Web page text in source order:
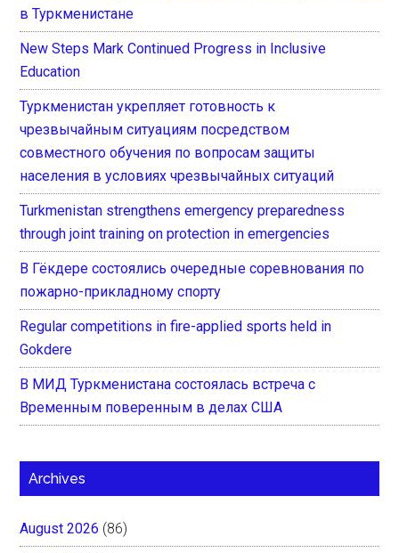
в Туркменистане
New Steps Mark Continued Progress in Inclusive
Education
Туркменистан укрепляет готовность к
чрезвычайным ситуациям посредством
совместного обучения по вопросам защиты
населения в условиях чрезвычайных ситуаций
Turkmenistan strengthens emergency preparedness
through joint training on protection in emergencies
В Гёкдере состоялись очередные соревнования по
пожарно-прикладному спорту
Regular competitions in fire-applied sports held in
Gokdere
В МИД Туркменистана состоялась встреча с
Временным поверенным в делах США
Archives
August 2026 (86)